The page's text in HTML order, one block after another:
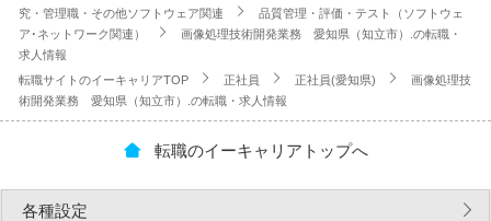
究・管理職・その他ソフトウェア関連
品質管理・評価・テスト（ソフトウェ
ア･ネットワーク関連）
画像処理技術開発業務 愛知県（知立市）.の転職・
求人情報
転職サイトのイーキャリアTOP
正社員 正社員(愛知県)
画像処理技
術開発業務 愛知県（知立市）.の転職・求人情報
転職のイーキャリアトップへ
各種設定